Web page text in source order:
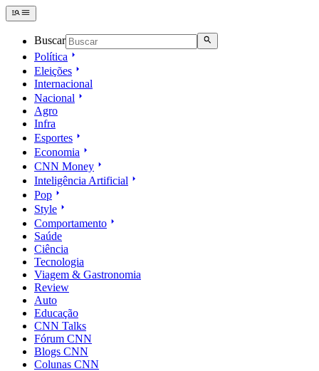
Buscar
Política
Eleições
Internacional
Nacional
Agro
Infra
Esportes
Economia
CNN Money
Inteligência Artificial
Pop
Style
Comportamento
Saúde
Ciência
Tecnologia
Viagem & Gastronomia
Review
Auto
Educação
CNN Talks
Fórum CNN
Blogs CNN
Colunas CNN